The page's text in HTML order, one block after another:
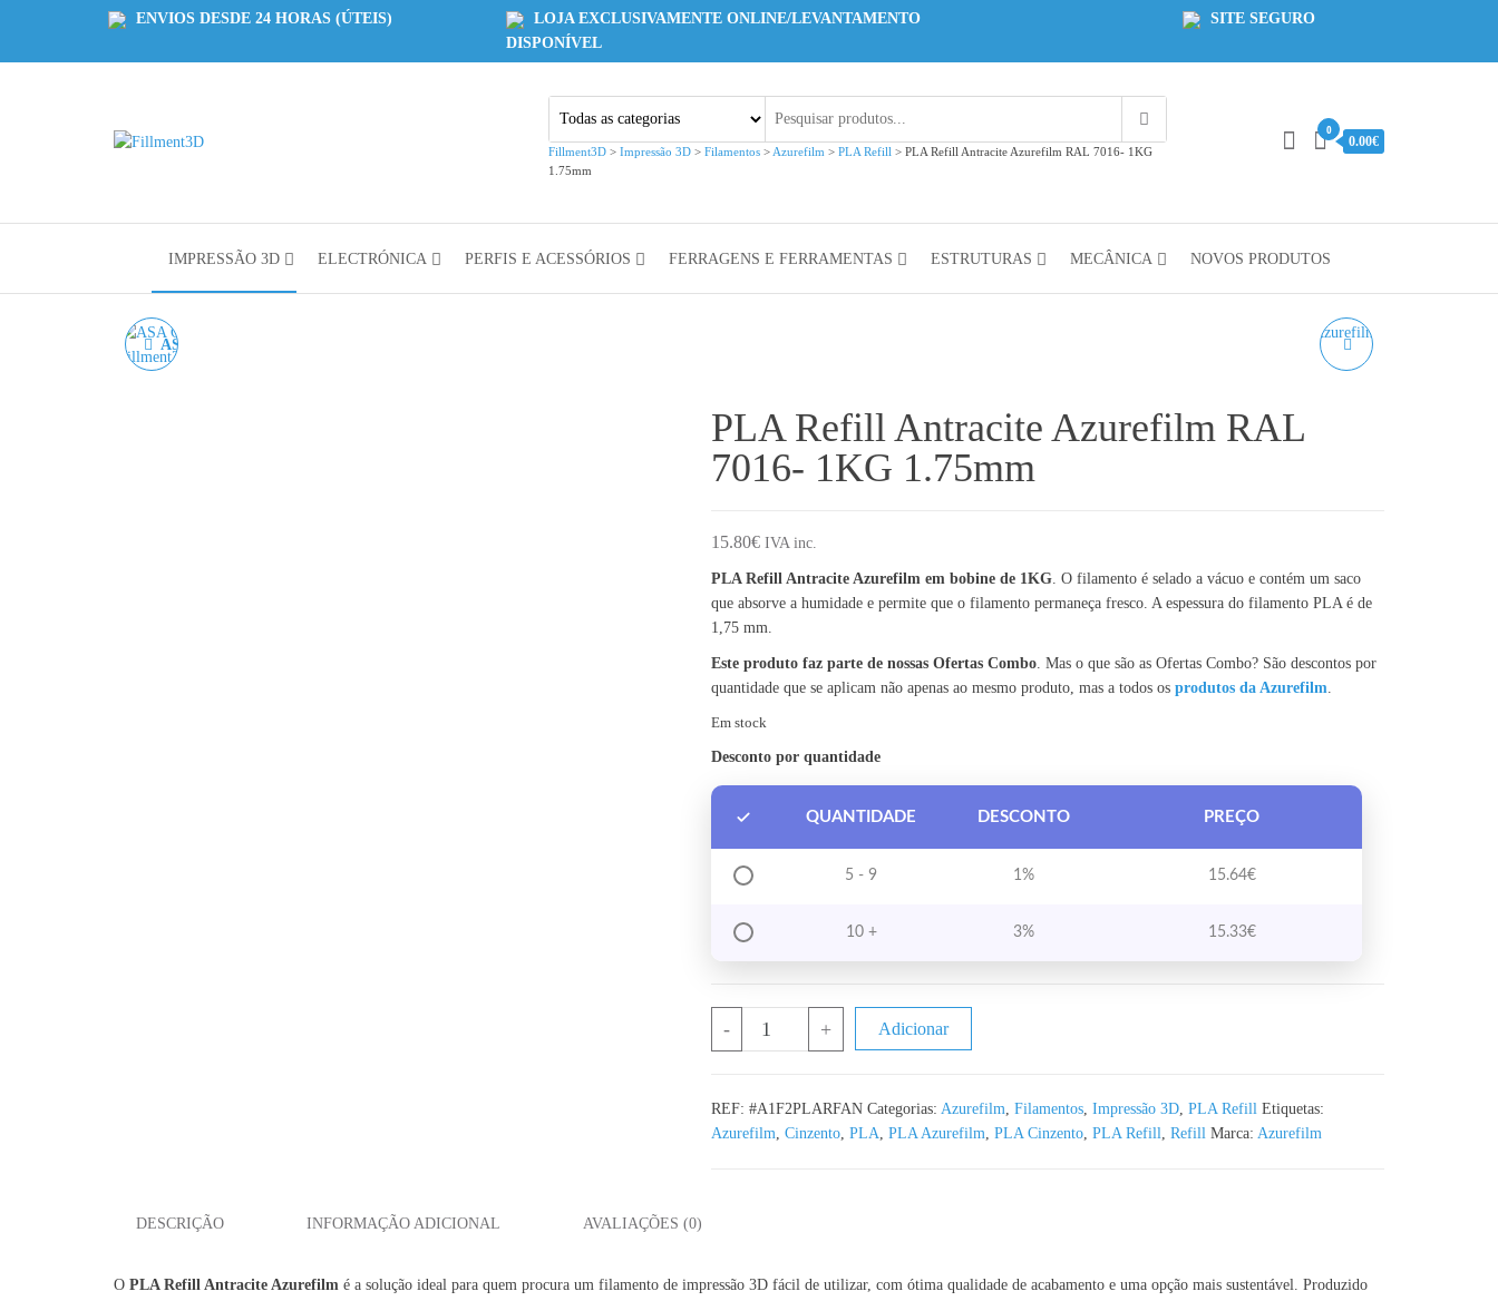
ENVIOS DESDE 24 HORAS (ÚTEIS)
LOJA EXCLUSIVAMENTE ONLINE/LEVANTAMENTO
DISPONÍVEL
SITE SEGURO
Fillment3D > Impressão 3D > Filamentos > Azurefilm > PLA Refill > PLA Refill Antracite Azurefilm RAL 7016- 1KG
1.75mm
0
0.00€
IMPRESSÃO 3D ELECTRÓNICA PERFIS E ACESSÓRIOS FERRAGENS E FERRAMENTAS ESTRUTURAS MECÂNICA NOVOS PRODUTOS
ASA GOLD AZUREFILM
PLA Refill Antracite Azurefilm RAL
7016- 1KG 1.75mm
15.80€ IVA inc.
PLA Refill Antracite Azurefilm em bobine de 1KG. O filamento é selado a vácuo e contém um saco
que absorve a humidade e permite que o filamento permaneça fresco. A espessura do filamento PLA é de
1,75 mm.
Este produto faz parte de nossas Ofertas Combo. Mas o que são as Ofertas Combo? São descontos por
quantidade que se aplicam não apenas ao mesmo produto, mas a todos os produtos da Azurefilm.
Em stock
Desconto por quantidade
QUANTIDADE DESCONTO PREÇO
5 - 9 1% 15.64€
10 + 3% 15.33€
- + Adicionar
REF: #A1F2PLARFAN Categorias: Azurefilm, Filamentos, Impressão 3D, PLA Refill Etiquetas:
Azurefilm, Cinzento, PLA, PLA Azurefilm, PLA Cinzento, PLA Refill, Refill Marca: Azurefilm
DESCRIÇÃO INFORMAÇÃO ADICIONAL AVALIAÇÕES (0)
O PLA Refill Antracite Azurefilm é a solução ideal para quem procura um filamento de impressão 3D fácil de utilizar, com ótima qualidade de acabamento e uma opção mais sustentável. Produzido